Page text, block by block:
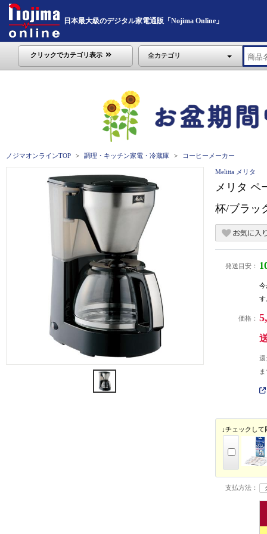
日本最大級のデジタル家電通販「Nojima Online」
クリックでカテゴリ表示 全カテゴリ
ノジマオンラインTOP 調理・キッチン家電・冷蔵庫 コーヒーメーカー
Melitta メリタ
メリタ ペ
杯/ブラッ
発送目安：
価格：
還
↓チェックして
支払方法：